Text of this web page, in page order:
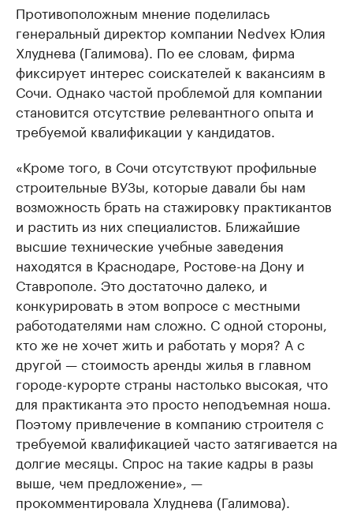
Противоположным мнение поделилась
генеральный директор компании Nedvex Юлия
Хлуднева (Галимова). По ее словам, фирма
фиксирует интерес соискателей к вакансиям в
Сочи. Однако частой проблемой для компании
становится отсутствие релевантного опыта и
требуемой квалификации у кандидатов.
«Кроме того, в Сочи отсутствуют профильные
строительные ВУЗы, которые давали бы нам
возможность брать на стажировку практикантов
и растить из них специалистов. Ближайшие
высшие технические учебные заведения
находятся в Краснодаре, Ростове-на Дону и
Ставрополе. Это достаточно далеко, и
конкурировать в этом вопросе с местными
работодателями нам сложно. С одной стороны,
кто же не хочет жить и работать у моря? А с
другой — стоимость аренды жилья в главном
городе-курорте страны настолько высокая, что
для практиканта это просто неподъемная ноша.
Поэтому привлечение в компанию строителя с
требуемой квалификацией часто затягивается на
долгие месяцы. Спрос на такие кадры в разы
выше, чем предложение», —
прокомментировала Хлуднева (Галимова).